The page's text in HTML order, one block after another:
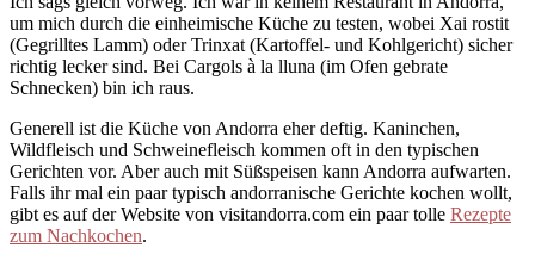
um mich durch die einheimische Küche zu testen, wobei Xai rostit
(Gegrilltes Lamm) oder Trinxat (Kartoffel- und Kohlgericht) sicher
richtig lecker sind. Bei Cargols à la lluna (im Ofen gebrate
Schnecken) bin ich raus.
Generell ist die Küche von Andorra eher deftig. Kaninchen,
Wildfleisch und Schweinefleisch kommen oft in den typischen
Gerichten vor. Aber auch mit Süßspeisen kann Andorra aufwarten.
Falls ihr mal ein paar typisch andorranische Gerichte kochen wollt,
gibt es auf der Website von visitandorra.com ein paar tolle Rezepte
zum Nachkochen.